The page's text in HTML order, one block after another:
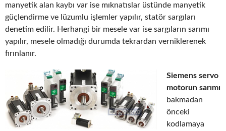
manyetik alan kaybı var ise mıknatıslar üstünde manyetik
güçlendirme ve lüzumlu işlemler yapılır, statör sargıları
denetim edilir. Herhangi bir mesele var ise sargıların sarımı
yapılır, mesele olmadığı durumda tekrardan verniklerenek
fırınlanır.
Siemens servo
motorun sarımı
bakmadan
önceki
kodlamaya